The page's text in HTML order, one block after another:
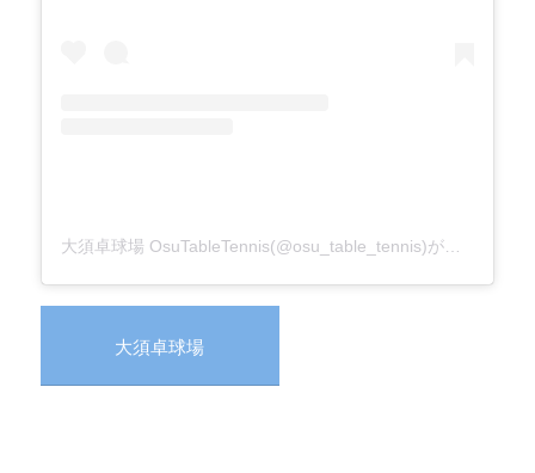
大須卓球場 OsuTableTennis(@osu_table_tennis)がシェアした投稿
大須卓球場